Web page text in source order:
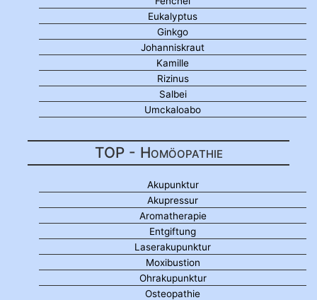
Eukalyptus
Ginkgo
Johanniskraut
Kamille
Rizinus
Salbei
Umckaloabo
TOP - Homöopathie
Akupunktur
Akupressur
Aromatherapie
Entgiftung
Laserakupunktur
Moxibustion
Ohrakupunktur
Osteopathie